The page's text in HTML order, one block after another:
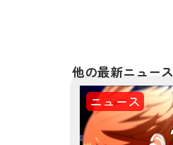
他の最新ニュース
ニュース